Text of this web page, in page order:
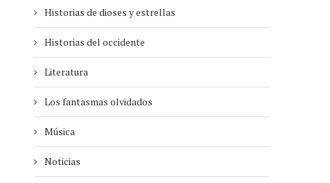
Historias de dioses y estrellas
Historias del occidente
Literatura
Los fantasmas olvidados
Música
Noticias